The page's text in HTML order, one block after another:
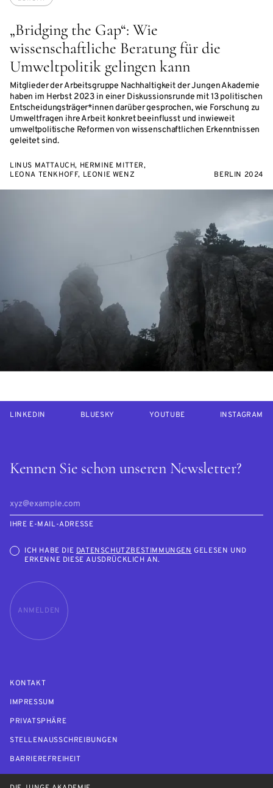
„Bridging the Gap“: Wie
wissenschaftliche Beratung für die
Umweltpolitik gelingen kann
Mitglieder der Arbeitsgruppe Nachhaltigkeit der Jungen Akademie
haben im Herbst 2023 in einer Diskussionsrunde mit 13 politischen
Entscheidungsträger*innen darüber gesprochen, wie Forschung zu
Umweltfragen ihre Arbeit konkret beeinflusst und inwieweit
umweltpolitische Reformen von wissenschaftlichen Erkenntnissen
geleitet sind.
LINUS MATTAUCH, HERMINE MITTER,
LEONA TENKHOFF, LEONIE WENZ
BERLIN 2024
Kennen Sie schon unseren Newsletter?
IHRE E-MAIL-ADRESSE
ICH HABE DIE DATENSCHUTZBESTIMMUNGEN GELESEN UND
ERKENNE DIESE AUSDRÜCKLICH AN.
ANMELDEN
LINKEDIN BLUESKY YOUTUBE INSTAGRAM
KONTAKT
IMPRESSUM
PRIVATSPHÄRE
STELLENAUSSCHREIBUNGEN
BARRIEREFREIHEIT